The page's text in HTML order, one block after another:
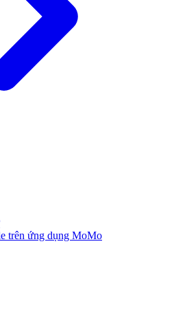
trên ứng dụng MoMo